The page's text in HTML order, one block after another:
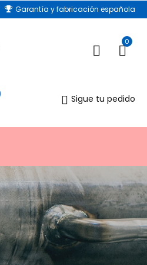
Garantía y fabricación española
0
Sigue tu pedido